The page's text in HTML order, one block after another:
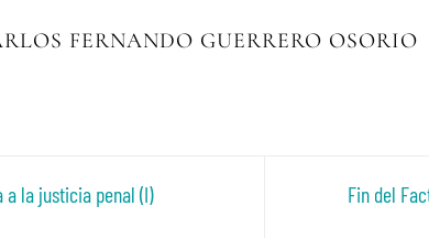
FERNANDO GUERRERO OSORIO
a la justicia penal (I) Fin del